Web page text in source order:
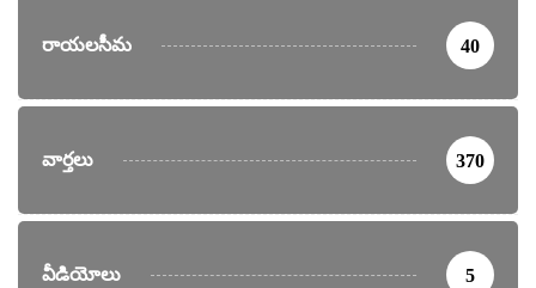
రాయలసీమ 40
వార్తలు 370
వీడియోలు 5